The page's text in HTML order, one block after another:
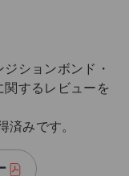
ションボンド・
するレビューを
済みです。